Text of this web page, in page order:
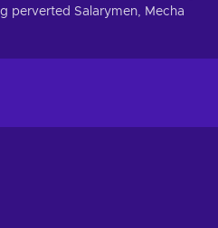
perverted Salarymen, Mecha